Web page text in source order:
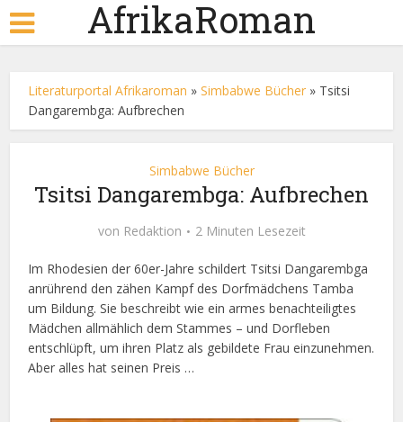
AfrikaRoman
Literaturportal Afrikaroman »Simbabwe Bücher » Tsitsi
Dangarembga: Aufbrechen
Simbabwe Bücher
Tsitsi Dangarembga: Aufbrechen
von Redaktion 2 Minuten Lesezeit
Im Rhodesien der 60er-Jahre schildert Tsitsi Dangarembga
anrührend den zähen Kampf des Dorfmädchens Tamba
um Bildung. Sie beschreibt wie ein armes benachteiligtes
Mädchen allmählich dem Stammes – und Dorfleben
entschlüpft, um ihren Platz als gebildete Frau einzunehmen.
Aber alles hat seinen Preis …